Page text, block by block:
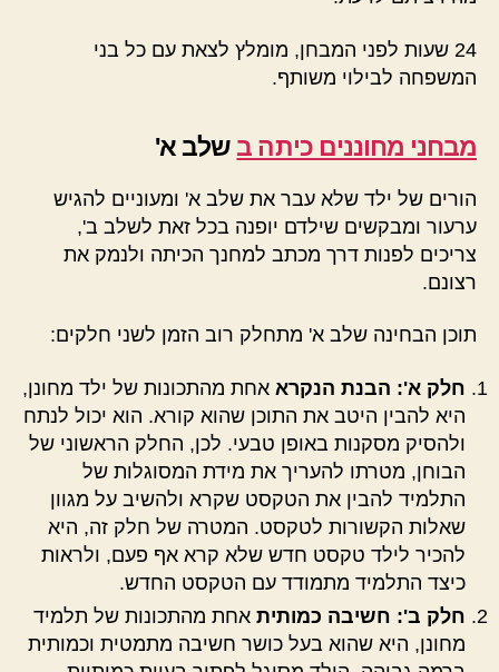
24 שעות לפני המבחן, מומלץ לצאת עם כל בני
המשפחה לבילוי משותף.
מבחני מחוננים כיתה ב שלב א'
הורים של ילד שלא עבר את שלב א' ומעוניים להגיש
ערעור ומבקשים שילדם יופנה בכל זאת לשלב ב',
צריכים לפנות דרך מכתב למחנך הכיתה ולנמק את
רצונם.
תוכן הבחינה שלב א' מתחלק רוב הזמן לשני חלקים:
חלק א': הבנת הנקרא אחת מהתכונות של ילד מחונן,
היא להבין היטב את התוכן שהוא קורא. הוא יכול לנתח
ולהסיק מסקנות באופן טבעי. לכן, החלק הראשוני של
הבוחן, מטרתו להעריך את מידת המסוגלות של
התלמיד להבין את הטקסט שקרא ולהשיב על מגוון
שאלות הקשורות לטקסט. המטרה של חלק זה, היא
להכיר לילד טקסט חדש שלא קרא אף פעם, ולראות
כיצד התלמיד מתמודד עם הטקסט החדש.
חלק ב': חשיבה כמותית אחת מהתכונות של תלמיד
מחונן, היא שהוא בעל כושר חשיבה מתמטית וכמותית